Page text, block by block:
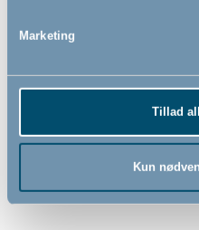
Marketing
Tillad
Kun
DreamSafe åndbar cuddle
nest